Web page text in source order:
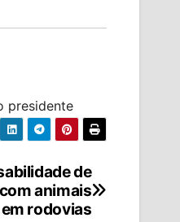
presidente
de
animais
em rodovias